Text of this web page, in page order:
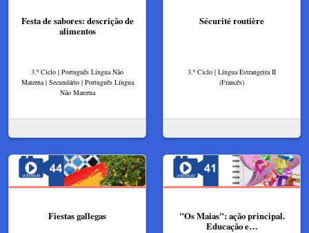
Festa de sabores: descrição de
alimentos
3.º Ciclo | Português Língua Não
Materna | Secundário | Português Língua
Não Materna
Sécurité routière
3.º Ciclo | Língua Estrangeira II
(Francês)
Fiestas gallegas
"Os Maias": ação principal.
Educação e…